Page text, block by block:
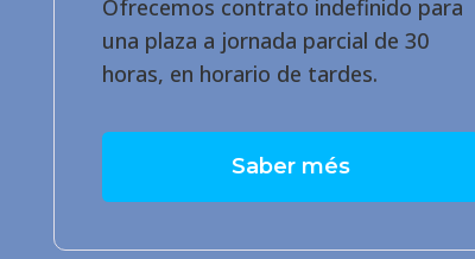
Ofrecemos contrato indefinido para
una plaza a jornada parcial de 30
horas, en horario de tardes.
Saber més